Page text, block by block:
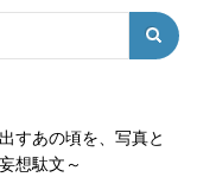
すあの頃を、写真と
想駄文～